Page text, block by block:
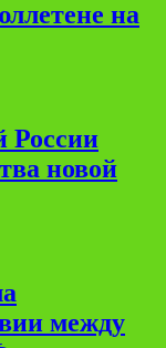
на
России
новой
между